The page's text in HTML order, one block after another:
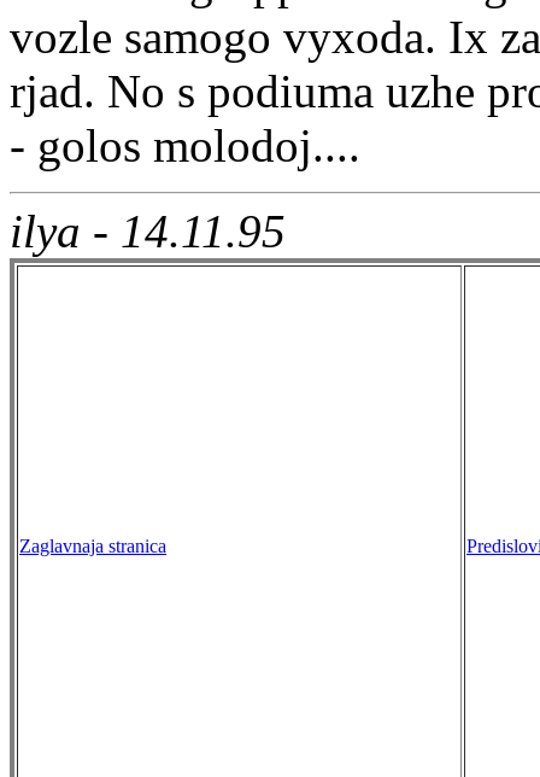
vozle samogo vyxoda. Ix
rjad. No s podiuma uzhe
- golos molodoj....
ilya - 14.11.95
Zaglavnaja stranica